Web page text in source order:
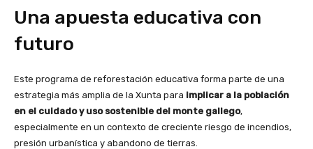
Una apuesta educativa con
futuro
Este programa de reforestación educativa forma parte de una
estrategia más amplia de la Xunta para implicar a la población
en el cuidado y uso sostenible del monte gallego,
especialmente en un contexto de creciente riesgo de incendios,
presión urbanística y abandono de tierras.